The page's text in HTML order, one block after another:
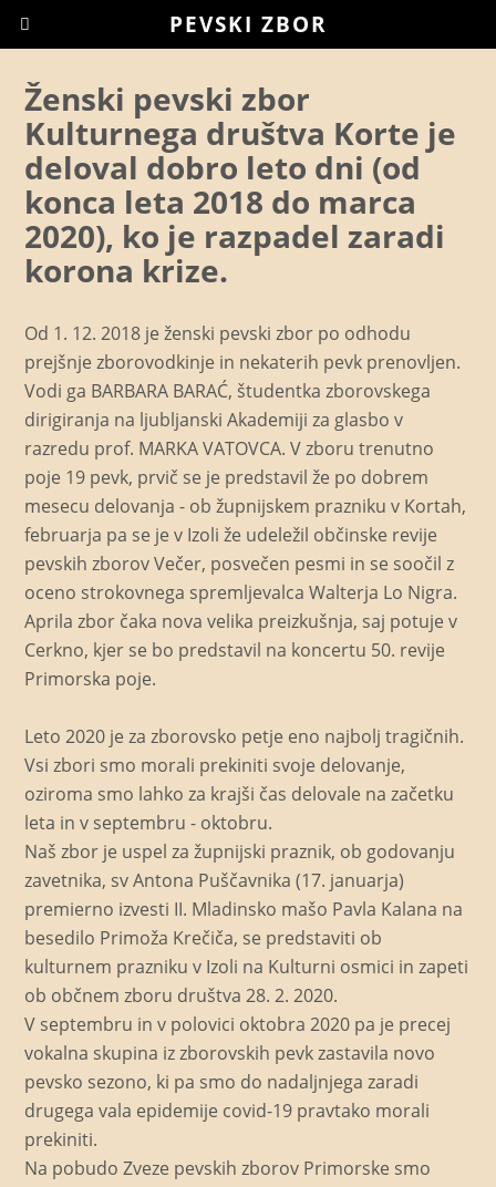
Ženski pevski zbor
Kulturnega društva Korte je
deloval dobro leto dni (od
konca leta 2018 do marca
2020), ko je razpadel zaradi
korona krize.
Od 1. 12. 2018 je ženski pevski zbor po odhodu
prejšnje zborovodkinje in nekaterih pevk prenovljen.
Vodi ga BARBARA BARAĆ, študentka zborovskega
dirigiranja na ljubljanski Akademiji za glasbo v
razredu prof. MARKA VATOVCA. V zboru trenutno
poje 19 pevk, prvič se je predstavil že po dobrem
mesecu delovanja - ob župnijskem prazniku v Kortah,
februarja pa se je v Izoli že udeležil občinske revije
pevskih zborov Večer, posvečen pesmi in se soočil z
oceno strokovnega spremljevalca Walterja Lo Nigra.
Aprila zbor čaka nova velika preizkušnja, saj potuje v
Cerkno, kjer se bo predstavil na koncertu 50. revije
Primorska poje.
Leto 2020 je za zborovsko petje eno najbolj tragičnih.
Vsi zbori smo morali prekiniti svoje delovanje,
oziroma smo lahko za krajši čas delovale na začetku
leta in v septembru - oktobru.
Naš zbor je uspel za župnijski praznik, ob godovanju
zavetnika, sv Antona Puščavnika (17. januarja)
premierno izvesti II. Mladinsko mašo Pavla Kalana na
besedilo Primoža Krečiča, se predstaviti ob
kulturnem prazniku v Izoli na Kulturni osmici in zapeti
ob občnem zboru društva 28. 2. 2020.
V septembru in v polovici oktobra 2020 pa je precej
vokalna skupina iz zborovskih pevk zastavila novo
pevsko sezono, ki pa smo do nadaljnjega zaradi
drugega vala epidemije covid-19 pravtako morali
prekiniti.
Na pobudo Zveze pevskih zborov Primorske smo
PEVSKI ZBOR